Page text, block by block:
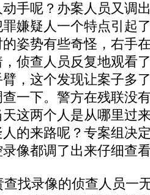
手呢？办案人员又调
嫌疑人一个特点引起
姿势有些奇怪，右手
侦查人员反复地观看
，这个发现让案子多
一下。警方在残联没
这两个人是从哪里过
的来路呢？专案组决
像都调了出来仔细查
找录像的侦查人员一